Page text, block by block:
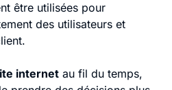
être utilisées pour
des utilisateurs et
internetau fil du temps,